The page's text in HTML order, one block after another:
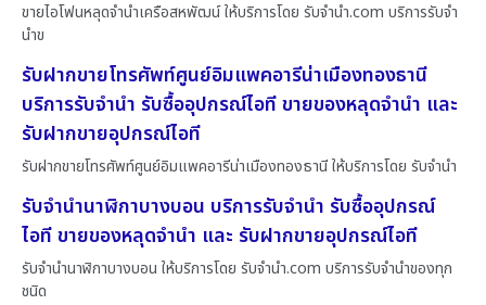
ขายไอโฟนหลุดจำนำเครือสหพัฒน์ ให้บริการโดย รับจํานํา.com บริการรับจำ
นำข
รับฝากขายโทรศัพท์ศูนย์อิมแพคอารีน่าเมืองทองธานี
บริการรับจำนำ รับซื้ออุปกรณ์ไอที ขายของหลุดจำนำ และ
รับฝากขายอุปกรณ์ไอที
รับฝากขายโทรศัพท์ศูนย์อิมแพคอารีน่าเมืองทองธานี ให้บริการโดย รับจํานํา
รับจำนำนาฬิกาบางบอน บริการรับจำนำ รับซื้ออุปกรณ์
ไอที ขายของหลุดจำนำ และ รับฝากขายอุปกรณ์ไอที
รับจำนำนาฬิกาบางบอน ให้บริการโดย รับจํานํา.com บริการรับจำนำของทุก
ชนิด